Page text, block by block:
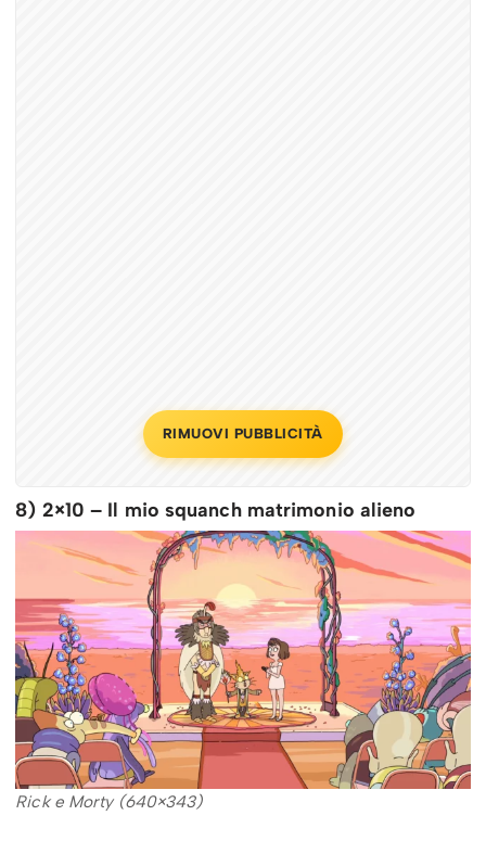
RIMUOVI PUBBLICITÀ
8) 2×10 – Il mio squanch matrimonio alieno
Rick e Morty (640×343)